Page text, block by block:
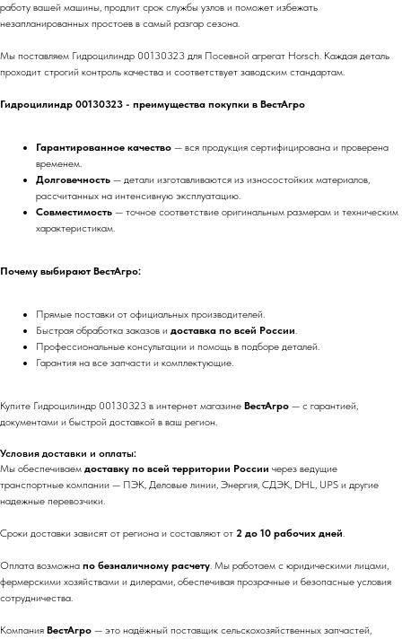
работу вашей машины, продлит срок службы узлов и поможет избежать
незапланированных простоев в самый разгар сезона.
Мы поставляем Гидроцилиндр 00130323 для Посевной агрегат Horsch. Каждая деталь
проходит строгий контроль качества и соответствует заводским стандартам.
Гидроцилиндр 00130323 - преимущества покупки в ВестАгро
Гарантированное качество — вся продукция сертифицирована и проверена
временем.
Долговечность — детали изготавливаются из износостойких материалов,
рассчитанных на интенсивную эксплуатацию.
Совместимость — точное соответствие оригинальным размерам и техническим
характеристикам.
Почему выбирают ВестАгро:
Прямые поставки от официальных производителей.
Быстрая обработка заказов и доставка по всей России.
Профессиональные консультации и помощь в подборе деталей.
Гарантия на все запчасти и комплектующие.
Купите Гидроцилиндр 00130323 в интернет магазине ВестАгро — с гарантией,
документами и быстрой доставкой в ваш регион.
Условия доставки и оплаты:
Мы обеспечиваем доставку по всей территории России через ведущие
транспортные компании — ПЭК, Деловые линии, Энергия, СДЭК, DHL, UPS и другие
надежные перевозчики.
Сроки доставки зависят от региона и составляют от 2 до 10 рабочих дней.
Оплата возможна по безналичному расчету. Мы работаем с юридическими лицами,
фермерскими хозяйствами и дилерами, обеспечивая прозрачные и безопасные условия
сотрудничества.
Компания ВестАгро — это надёжный поставщик сельскохозяйственных запчастей,